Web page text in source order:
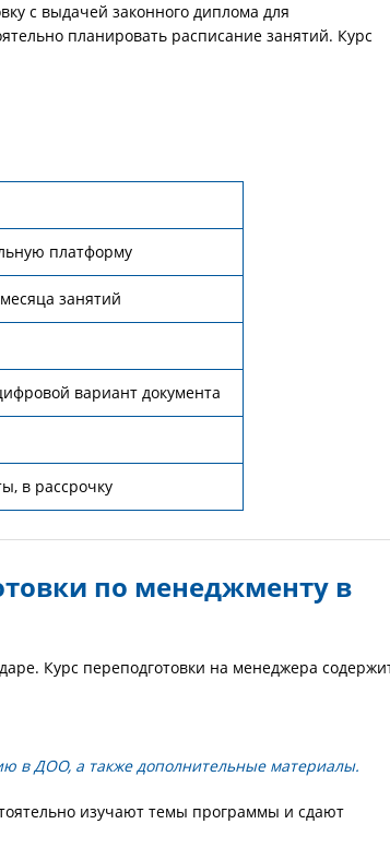
с выдачей законного диплома для
планировать расписание занятий. Курс
платформу
занятий
вариант документа
в рассрочку
по менеджменту в
Курс переподготовки на менеджера
в ДОО, а также дополнительные материалы.
изучают темы программы и сдают